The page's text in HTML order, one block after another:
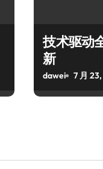
技术驱动
新
dawei 7 月